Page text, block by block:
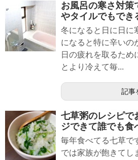
お風呂の寒さ対策
やタイルでもでき
冬になると日に日に
になると特に辛いの
日の疲れを取るため
とより冷えて毎...
記事
七草粥のレシピで
ジできて誰でも食
毎年食べてる七草で
では家族が飽きてし